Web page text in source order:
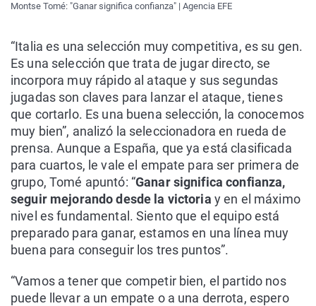
Montse Tomé: "Ganar significa confianza" | Agencia EFE
“Italia es una selección muy competitiva, es su gen.
Es una selección que trata de jugar directo, se
incorpora muy rápido al ataque y sus segundas
jugadas son claves para lanzar el ataque, tienes
que cortarlo. Es una buena selección, la conocemos
muy bien”, analizó la seleccionadora en rueda de
prensa. Aunque a España, que ya está clasificada
para cuartos, le vale el empate para ser primera de
grupo, Tomé apuntó: “Ganar significa confianza,
seguir mejorando desde la victoria y en el máximo
nivel es fundamental. Siento que el equipo está
preparado para ganar, estamos en una línea muy
buena para conseguir los tres puntos”.
“Vamos a tener que competir bien, el partido nos
puede llevar a un empate o a una derrota, espero